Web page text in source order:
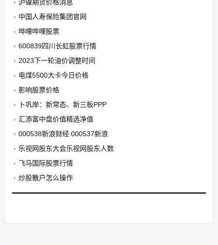
沪镍期货价格消息
中国人寿保险集团官网
哗哩哗哩股票
600839四川长虹股票行情
2023下一轮油价调整时间
电煤5500大卡今日价格
影响股票价格
卜巩岸：新常态、新三板PPP
汇添富中盘价值精选净值
000538新浪财经 000537新浪
乐视网股东大会乐视网股东人数
飞马国际股票行情
炒股散户怎么操作